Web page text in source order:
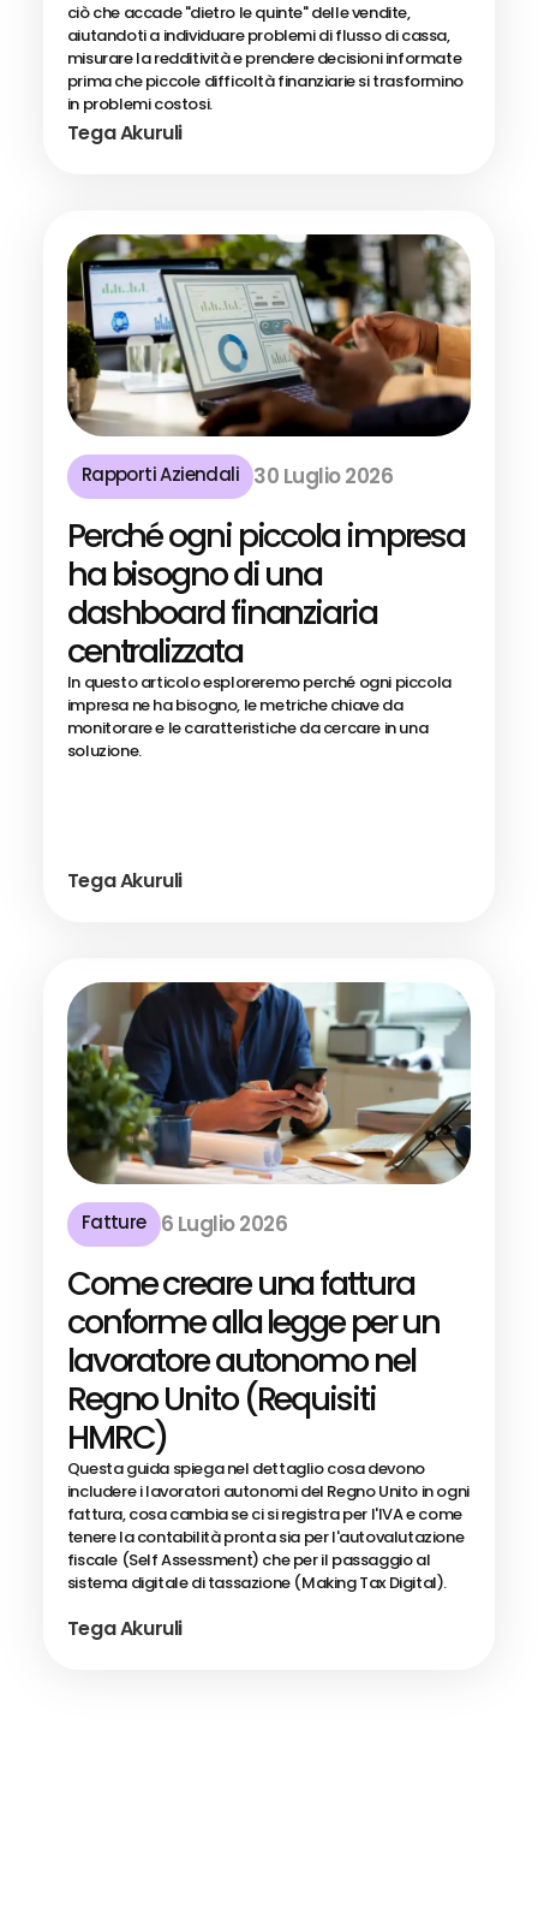
ciò che accade "dietro le quinte" delle vendite,
aiutandoti a individuare problemi di flusso di cassa,
misurare la redditività e prendere decisioni informate
prima che piccole difficoltà finanziarie si trasformino
in problemi costosi.
Tega Akuruli
Rapporti Aziendali 30 Luglio 2026
Perché ogni piccola impresa
ha bisogno di una
dashboard finanziaria
centralizzata
In questo articolo esploreremo perché ogni piccola
impresa ne ha bisogno, le metriche chiave da
monitorare e le caratteristiche da cercare in una
soluzione.
Tega Akuruli
Fatture 6 Luglio 2026
Come creare una fattura
conforme alla legge per un
lavoratore autonomo nel
Regno Unito (Requisiti
HMRC)
Questa guida spiega nel dettaglio cosa devono
includere i lavoratori autonomi del Regno Unito in ogni
fattura, cosa cambia se ci si registra per l'IVA e come
tenere la contabilità pronta sia per l'autovalutazione
fiscale (Self Assessment) che per il passaggio al
sistema digitale di tassazione (Making Tax Digital).
Tega Akuruli